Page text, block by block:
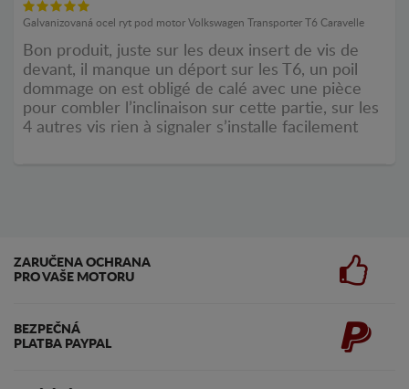
Galvanizovaná ocel ryt pod motor Volkswagen Transporter T6 Caravelle
Bon produit, juste sur les deux insert de vis de
devant, il manque un déport sur les T6, un poil
dommage on est obligé de calé avec une pièce
pour combler l’inclinaison sur cette partie, sur les
4 autres vis rien à signaler s’installe facilement
ZARUČENA OCHRANA
PRO VAŠE MOTORU
BEZPEČNÁ
PLATBA PAYPAL